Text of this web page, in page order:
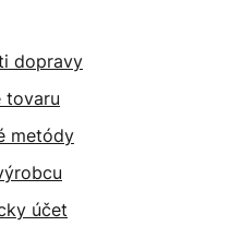
dopravy
tovaru
metódy
účet